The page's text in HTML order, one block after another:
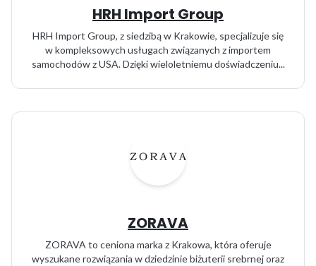
HRH Import Group
HRH Import Group, z siedzibą w Krakowie, specjalizuje się
w kompleksowych usługach związanych z importem
samochodów z USA. Dzięki wieloletniemu doświadczeniu...
ZORAVA
ZORAVA to ceniona marka z Krakowa, która oferuje
wyszukane rozwiązania w dziedzinie biżuterii srebrnej oraz